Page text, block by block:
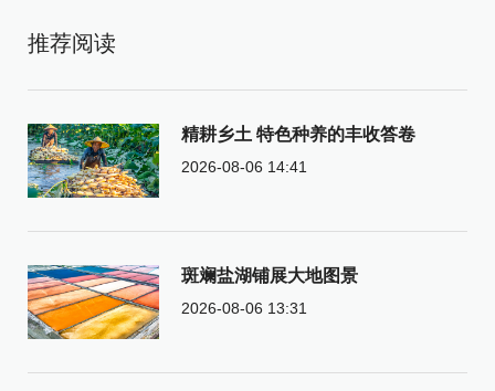
推荐阅读
精耕乡土 特色种养的丰收答卷
2026-08-06 14:41
斑斓盐湖铺展大地图景
2026-08-06 13:31